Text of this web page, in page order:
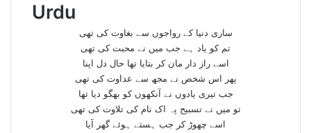
Urdu
ساری دنیا کے رواجوں سے بغاوت کی تھی
تم کو یاد ہے جب میں نے محبت کی تھی
اسے راز دار مان کر بتایا تھا حال دل اپنا
پھر اس شخص نے مجھ سے عداوت کی تھی
جب تیری یادوں نے آنکھوں کو بھگو دیا تھا
تو میں نے تسبیح پہ اک نام کی تلاوت کی تھی
اسے چھوڑ کر جب ہستے ہوئے گھر آیا